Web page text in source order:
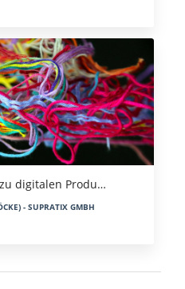
digitalen Produ…
- SUPRATIX GMBH